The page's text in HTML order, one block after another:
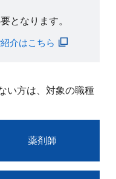
となります。
介はこちら
い方は、対象の職種
薬剤師